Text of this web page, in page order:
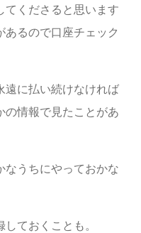
てくださると思います
あるので口座チェック
遠に払い続けなければ
の情報で見たことがあ
なうちにやっておかな
ておくことも。